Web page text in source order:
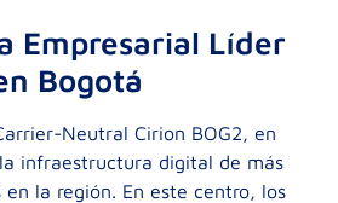
Empresarial Líder
Bogotá
Neutral Cirion BOG2, en
infraestructura digital de más
en la región. En este centro, los